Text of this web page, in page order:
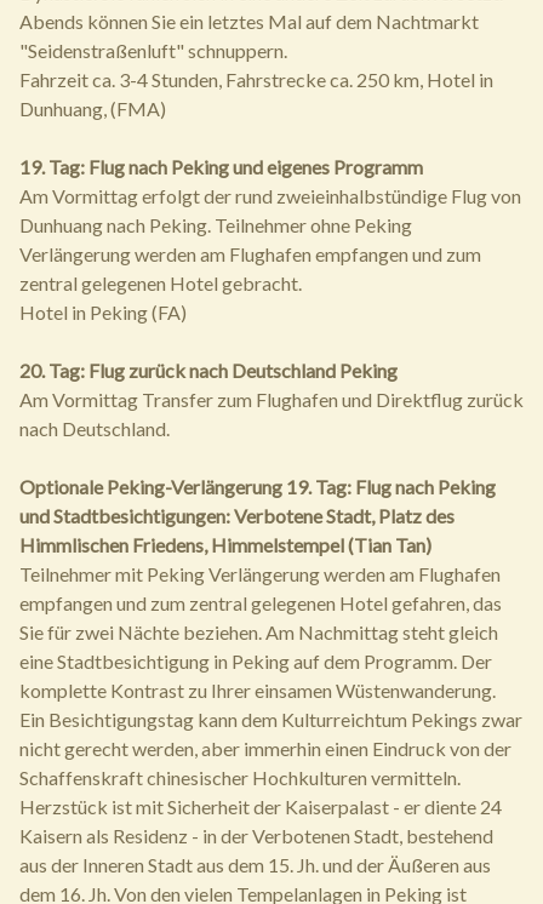
Abends können Sie ein letztes Mal auf dem Nachtmarkt
"Seidenstraßenluft" schnuppern.
Fahrzeit ca. 3-4 Stunden, Fahrstrecke ca. 250 km, Hotel in
Dunhuang, (FMA)
19. Tag: Flug nach Peking und eigenes Programm
Am Vormittag erfolgt der rund zweieinhalbstündige Flug von
Dunhuang nach Peking. Teilnehmer ohne Peking
Verlängerung werden am Flughafen empfangen und zum
zentral gelegenen Hotel gebracht.
Hotel in Peking (FA)
20. Tag: Flug zurück nach Deutschland Peking
Am Vormittag Transfer zum Flughafen und Direktflug zurück
nach Deutschland.
Optionale Peking-Verlängerung 19. Tag: Flug nach Peking
und Stadtbesichtigungen: Verbotene Stadt, Platz des
Himmlischen Friedens, Himmelstempel (Tian Tan)
Teilnehmer mit Peking Verlängerung werden am Flughafen
empfangen und zum zentral gelegenen Hotel gefahren, das
Sie für zwei Nächte beziehen. Am Nachmittag steht gleich
eine Stadtbesichtigung in Peking auf dem Programm. Der
komplette Kontrast zu Ihrer einsamen Wüstenwanderung.
Ein Besichtigungstag kann dem Kulturreichtum Pekings zwar
nicht gerecht werden, aber immerhin einen Eindruck von der
Schaffenskraft chinesischer Hochkulturen vermitteln.
Herzstück ist mit Sicherheit der Kaiserpalast - er diente 24
Kaisern als Residenz - in der Verbotenen Stadt, bestehend
aus der Inneren Stadt aus dem 15. Jh. und der Äußeren aus
dem 16. Jh. Von den vielen Tempelanlagen in Peking ist